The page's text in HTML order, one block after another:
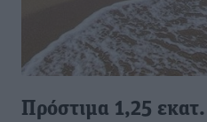
Πρόστιμα 1,25